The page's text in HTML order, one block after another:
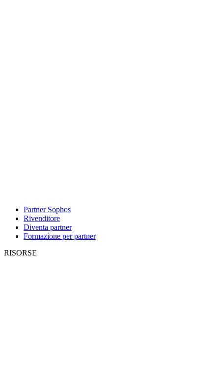
Partner Sophos
Rivenditore
Diventa partner
Formazione per partner
RISORSE